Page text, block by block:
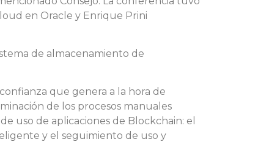
en Oracle y Enrique Prini
de almacenamiento de
que genera a la hora de
de los procesos manuales
uso de aplicaciones de Blockchain: el
y el seguimiento de uso y